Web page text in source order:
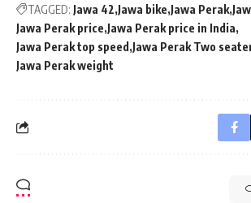
TAGGED: Jawa 42 Jawa bike Jawa Perak
Jawa Perak price Jawa Perak price in India
Jawa Perak top speed Jawa Perak Two
Jawa Perak weight